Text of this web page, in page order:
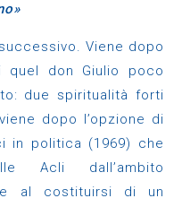
Viene dopo
quel don Giulio poco
due spiritualità forti
dopo l’opzione di
in politica (1969) che
Acli dall’ambito
e al costituirsi di un